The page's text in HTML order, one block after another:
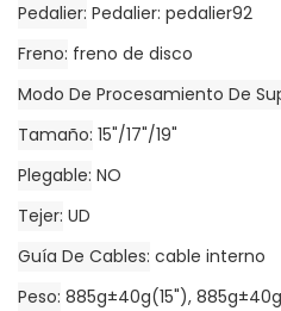
Pedalier Pedalier: pedalier92
Freno freno de disco
Modo De Procesamiento De
Tamaño 15"/17"/19"
Plegable NO
Tejer UD
Guía De Cables cable interno
Peso 885g±40g(15"),